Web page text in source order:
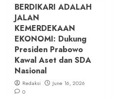
BERDIKARI ADALAH
JALAN
KEMERDEKAAN
EKONOMI: Dukung
Presiden Prabowo
Kawal Aset dan SDA
Nasional
Redaksi
June 16, 2026
0